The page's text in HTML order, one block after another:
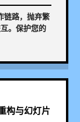
链路，抛弃繁
。保护您的
构与幻灯片